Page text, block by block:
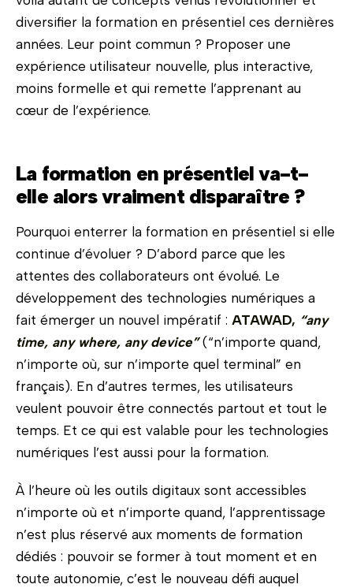
diversifier la formation en présentiel ces dernières
années. Leur point commun ? Proposer une
expérience utilisateur nouvelle, plus interactive,
moins formelle et qui remette l’apprenant au
cœur de l’expérience.
La formation en présentiel va-t-
elle alors vraiment disparaître ?
Pourquoi enterrer la formation en présentiel si elle
continue d’évoluer ? D’abord parce que les
attentes des collaborateurs ont évolué. Le
développement des technologies numériques a
fait émerger un nouvel impératif : ATAWAD, “any
time, any where, any device”(“n’importe quand,
n’importe où, sur n’importe quel terminal” en
français). En d’autres termes, les utilisateurs
veulent pouvoir être connectés partout et tout le
temps. Et ce qui est valable pour les technologies
numériques l’est aussi pour la formation.
À l’heure où les outils digitaux sont accessibles
n’importe où et n’importe quand, l’apprentissage
n’est plus réservé aux moments de formation
dédiés : pouvoir se former à tout moment et en
toute autonomie, c’est le nouveau défi auquel